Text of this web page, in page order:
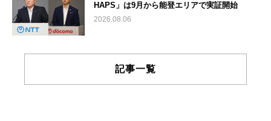
HAPS」は9月から能登エリアで実証開始
2026.08.06
記事一覧